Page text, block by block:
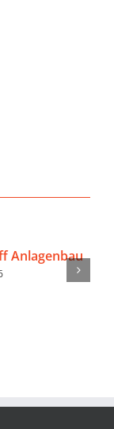
Anlagenbau